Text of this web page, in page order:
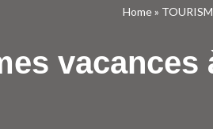
Home»
vacances